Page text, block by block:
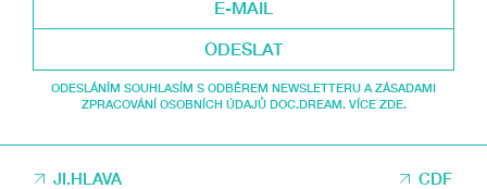
ODESLAT
ODESLÁNÍM SOUHLASÍM S ODBĚREM NEWSLETTERU A ZÁSADAMI
ZPRACOVÁNÍ OSOBNÍCH ÚDAJŮ DOC.DREAM. VÍCE ZDE.
JI.HLAVA CDF